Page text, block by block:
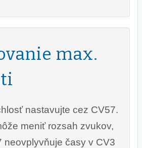
max.
nastavujte cez CV57.
meniť rozsah zvukov,
neovplyvňuje časy v CV3